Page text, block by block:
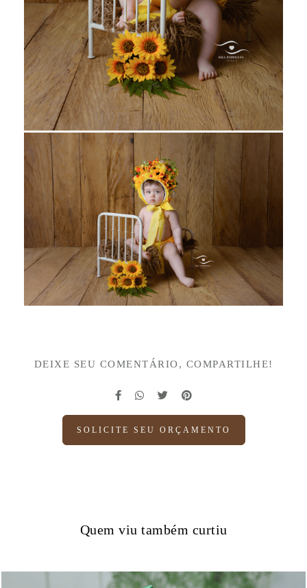
DEIXE SEU COMENTÁRIO, COMPARTILHE!
SOLICITE SEU ORÇAMENTO
Quem viu também curtiu